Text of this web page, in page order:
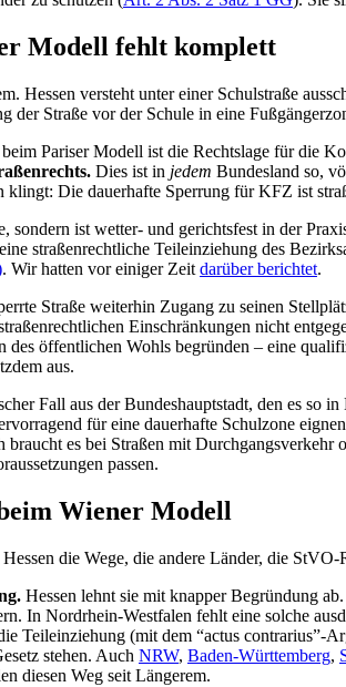
Modell fehlt komplett
Hessen versteht unter einer Schulstraße
der Straße vor der Schule in eine
Pariser Modell ist die Rechtslage für die
Dies ist in jedem Bundesland so,
klingt: Die dauerhafte Sperrung für KFZ ist
sondern ist wetter- und gerichtsfest in der
straßenrechtliche Teileinziehung des
. Wir hatten vor einiger Zeit darüber berichtet.
Straße weiterhin Zugang zu seinen
Einschränkungen nicht
öffentlichen Wohls begründen – eine
aus.
Fall aus der Bundeshauptstadt, den es so
für eine dauerhafte Schulzone
es bei Straßen mit
passen.
Wiener Modell
die Wege, die andere Länder, die
Hessen lehnt sie mit knapper Begründung
In Nordrhein-Westfalen fehlt eine solche
Teileinziehung (mit dem “actus contrarius”-
stehen. Auch NRW, Baden-Württemberg,
diesen Weg seit Längerem.